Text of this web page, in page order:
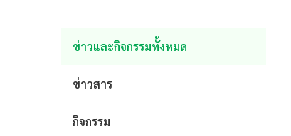
ข่าวและกิจกรรมทั้งหมด
ข่าวสาร
กิจกรรม